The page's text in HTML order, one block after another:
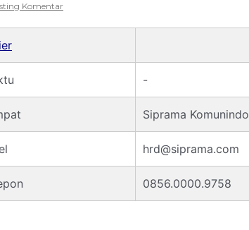
Komentar
-
Siprama Komunindo
hrd@siprama.com
0856.0000.9758